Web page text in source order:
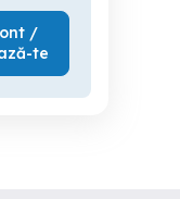
/
te